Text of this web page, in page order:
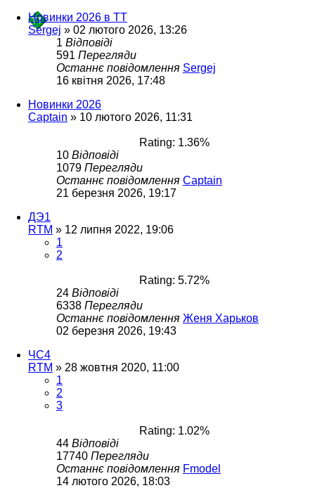
Новинки 2026 в ТТ
Sergej » 02 лютого 2026, 13:26
1 Відповіді
591 Перегляди
Останнє повідомлення Sergej
16 квітня 2026, 17:48
Новинки 2026
Captain » 10 лютого 2026, 11:31
Rating: 1.36%
10 Відповіді
1079 Перегляди
Останнє повідомлення Captain
21 березня 2026, 19:17
ДЭ1
RTM » 12 липня 2022, 19:06
1
2
Rating: 5.72%
24 Відповіді
6338 Перегляди
Останнє повідомлення Женя Харьков
02 березня 2026, 19:43
ЧС4
RTM » 28 жовтня 2020, 11:00
1
2
3
Rating: 1.02%
44 Відповіді
17740 Перегляди
Останнє повідомлення Fmodel
14 лютого 2026, 18:03